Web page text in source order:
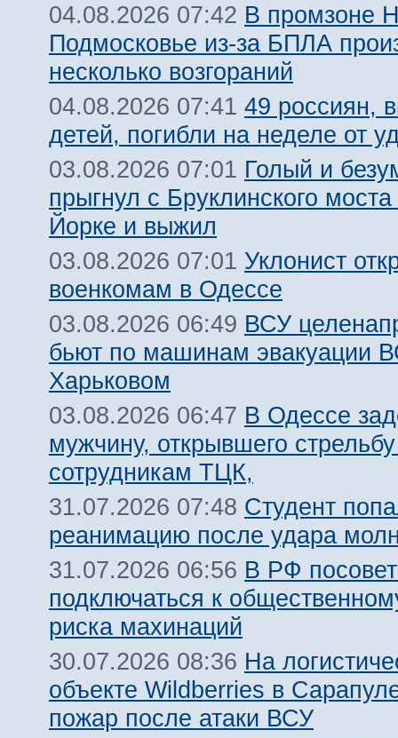
04.08.2026 07:42 В промзоне
Подмосковье из-за БПЛА
несколько возгораний
04.08.2026 07:41 49 россиян,
детей, погибли на неделе от
03.08.2026 07:01 Голый и
прыгнул с Бруклинского
Йорке и выжил
03.08.2026 07:01 Уклонист
военкомам в Одессе
03.08.2026 06:49 ВСУ
бьют по машинам эвакуации
Харьковом
03.08.2026 06:47 В Одессе
мужчину, открывшего
сотрудникам ТЦК,
31.07.2026 07:48 Студент
реанимацию после удара
31.07.2026 06:56 В РФ
подключаться к
риска махинаций
30.07.2026 08:36 На
объекте Wildberries в
пожар после атаки ВСУ